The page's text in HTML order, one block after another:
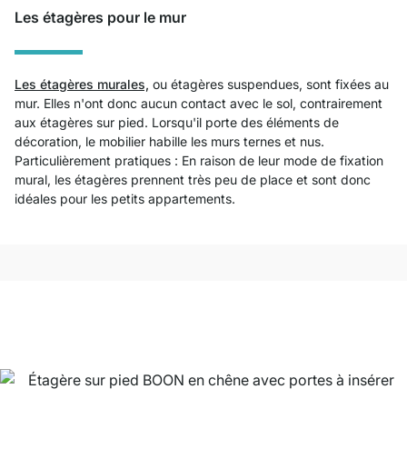
Les étagères pour le mur
Les étagères murales, ou étagères suspendues, sont fixées au
mur. Elles n'ont donc aucun contact avec le sol, contrairement
aux étagères sur pied. Lorsqu'il porte des éléments de
décoration, le mobilier habille les murs ternes et nus.
Particulièrement pratiques : En raison de leur mode de fixation
mural, les étagères prennent très peu de place et sont donc
idéales pour les petits appartements.